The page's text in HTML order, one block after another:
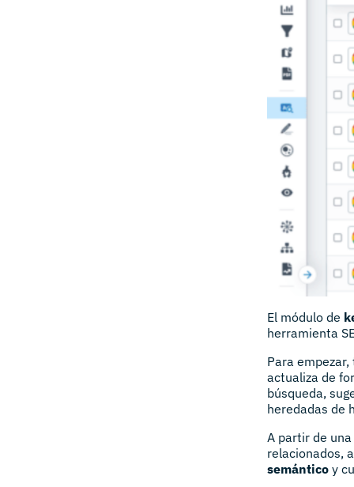
El módulo de
herramienta
Para
actualiza de
búsqueda,
heredadas de
A partir de
relacionados,
semántico y